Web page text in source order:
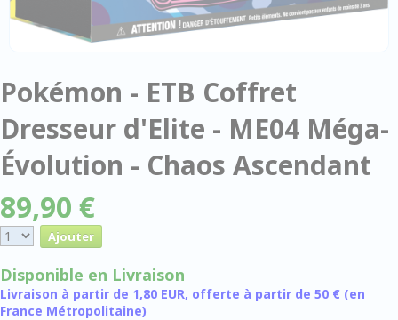
Pokémon - ETB Coffret
Dresseur d'Elite - ME04 Méga-
Évolution - Chaos Ascendant
89,90 €
Disponible en Livraison
Livraison à partir de 1,80 EUR, offerte à partir de 50 € (en
France Métropolitaine)